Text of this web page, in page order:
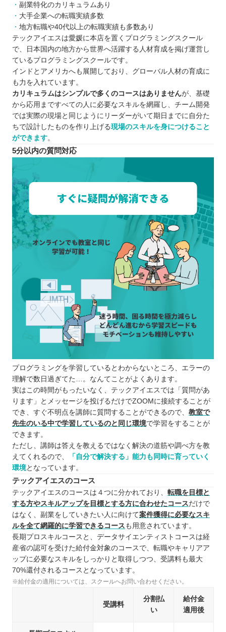
副業特化のカリキュラムあり
大手企業への転職実績多数
地方転職や40代以上の転職実績も多数あり
テックアイエスは愛媛に本店を置くプログラミングスクール
で、日本国内の地方から世界へ活躍する人材育成を掲げ運営し
ているプログラミングスクールです。
インドとアメリカへも展開しており、グローバル人材の育成に
も力を入れています。
カリキュラムはシンプルで多くのコースはありませんが、基礎
から応用まですべての人に必要なスキルを網羅し、チーム開発
では実際の現場と同じようにリーダーがいて期日までに自分た
ちで設計したものを作り上げる現場のスキルを身につけること
ができます。
5分以内の質問対応
プログラミングを学習しているとわからないところ、エラーの
理解で数日過ぎてた…。なんてことがよくあります。
実はこの時間がもったいなく、テックアイエスでは「質問があ
ります」とメッセージを投げるだけでZOOMに接続することが
でき、すぐ不明点を講師に質問することができるので、 教室で
先生のいる中で学習しているのと同じ環境で学習をすることが
できます。
ただし、講師は答えを教えるではなく解決の道筋や調べ方を教
えてくれるので、
「自分で解決する」能力も同時に育っていく
環境となっています。
テックアイエスのコース
テックアイエスのコースは４つに分かれており、 転職を目標と
する方やスキルアップを目標とする方に合わせたコースだけで
はなく、副業をしていきたい人に向けて案件獲得に必要なスキ
ルを全て網羅的に学習できるコース も用意されています。
長期プロスキルコースと、データサイエンティストコースは経
産省の認可を受けた給付金対象のコースで、転職やキャリアア
ップに必要なスキルをしっかりと取得しつつ、受講料も最大
70%還付されるコースとなっています。
※給付金の適用については、スクールへお問い合わせください。
受講料
分割払
い
給付金
適用後